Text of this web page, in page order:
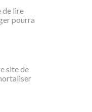
de lire
pourra
site de